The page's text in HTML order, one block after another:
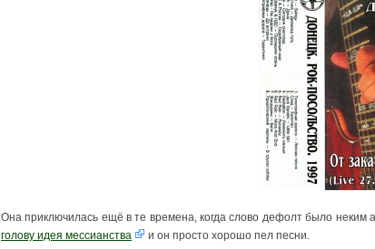
Она приключилась ещё в те времена, когда слово дефолт было неким
голову идея мессианства
и он просто хорошо пел песни.